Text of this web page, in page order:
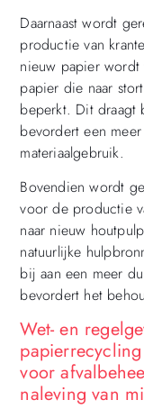
Daarnaast wordt
productie van
nieuw papier
papier die naar
beperkt. Dit draagt
bevordert een
materiaalgebruik.
Bovendien wordt
voor de productie
naar nieuw
natuurlijke
bij aan een meer
bevordert het
Wet- en
voor
naleving van